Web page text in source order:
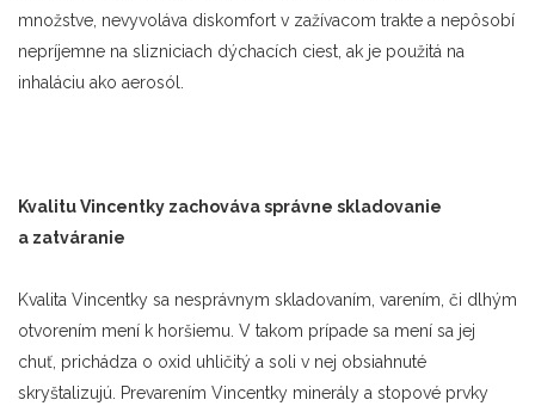
množstve, nevyvoláva diskomfort v zažívacom trakte a nepôsobí
nepríjemne na slizniciach dýchacích ciest, ak je použitá na
inhaláciu ako aerosól.
Kvalitu Vincentky zachováva správne skladovanie
a zatváranie
Kvalita Vincentky sa nesprávnym skladovaním, varením, či dlhým
otvorením mení k horšiemu. V takom prípade sa mení sa jej
chuť, prichádza o oxid uhličitý a soli v nej obsiahnuté
skryštalizujú. Prevarením Vincentky minerály a stopové prvky